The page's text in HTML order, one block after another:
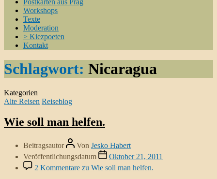
Postkarten aus Prag
Workshops
Texte
Moderation
> Kiezpoeten
Kontakt
Schlagwort: Nicaragua
Kategorien
Alte Reisen Reiseblog
Wie soll man helfen.
Beitragsautor Von Jesko Habert
Veröffentlichungsdatum
Oktober 21, 2011
2 Kommentare zu Wie soll man helfen.